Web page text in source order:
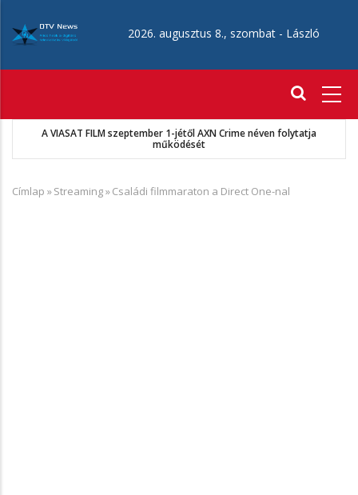
tartalomra
2026. augusztus 8., szombat - László
A VIASAT FILM szeptember 1-jétől AXN Crime néven folytatja
működését
Morzsa
Címlap »Streaming»Családi filmmaraton a Direct One-nal